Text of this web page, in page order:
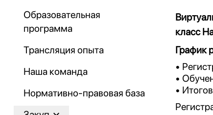
Образовательная
программа
Трансляция опыта
Наша команда
Нормативно-правовая база
класс
График
•
•
•